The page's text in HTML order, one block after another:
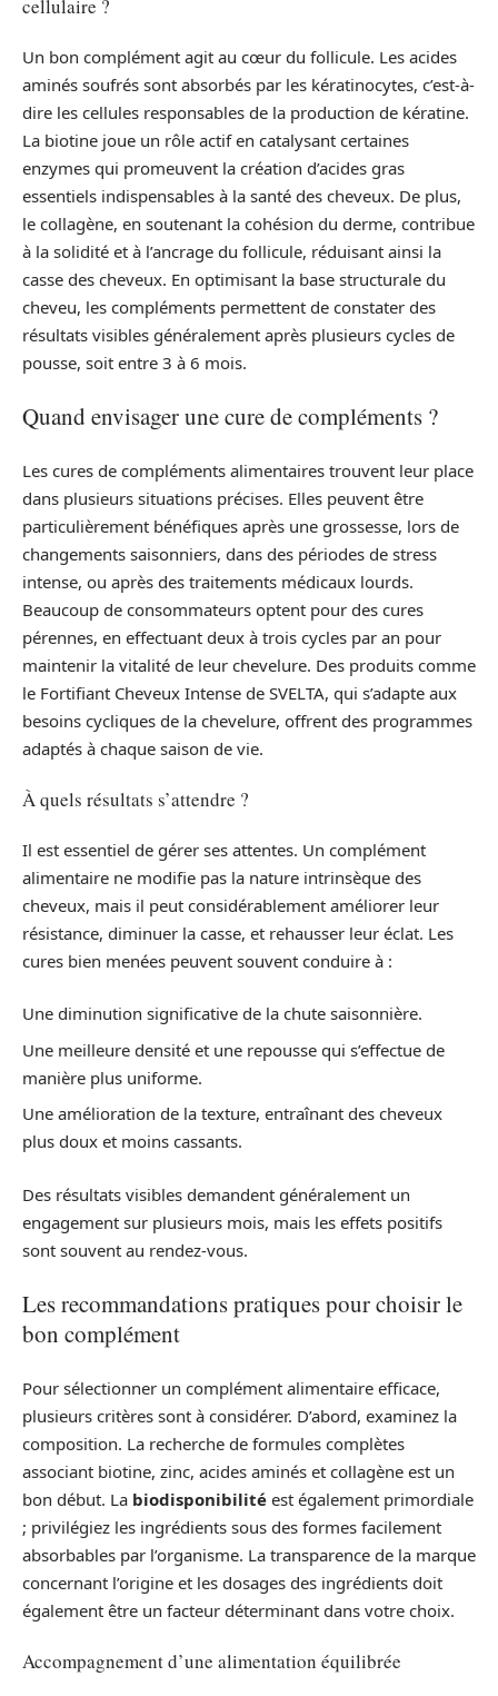
cellulaire ?
Un bon complément agit au cœur du follicule. Les acides
aminés soufrés sont absorbés par les kératinocytes, c’est-à-
dire les cellules responsables de la production de kératine.
La biotine joue un rôle actif en catalysant certaines
enzymes qui promeuvent la création d’acides gras
essentiels indispensables à la santé des cheveux. De plus,
le collagène, en soutenant la cohésion du derme, contribue
à la solidité et à l’ancrage du follicule, réduisant ainsi la
casse des cheveux. En optimisant la base structurale du
cheveu, les compléments permettent de constater des
résultats visibles généralement après plusieurs cycles de
pousse, soit entre 3 à 6 mois.
Quand envisager une cure de compléments ?
Les cures de compléments alimentaires trouvent leur place
dans plusieurs situations précises. Elles peuvent être
particulièrement bénéfiques après une grossesse, lors de
changements saisonniers, dans des périodes de stress
intense, ou après des traitements médicaux lourds.
Beaucoup de consommateurs optent pour des cures
pérennes, en effectuant deux à trois cycles par an pour
maintenir la vitalité de leur chevelure. Des produits comme
le Fortifiant Cheveux Intense de SVELTA, qui s’adapte aux
besoins cycliques de la chevelure, offrent des programmes
adaptés à chaque saison de vie.
À quels résultats s’attendre ?
Il est essentiel de gérer ses attentes. Un complément
alimentaire ne modifie pas la nature intrinsèque des
cheveux, mais il peut considérablement améliorer leur
résistance, diminuer la casse, et rehausser leur éclat. Les
cures bien menées peuvent souvent conduire à :
Une diminution significative de la chute saisonnière.
Une meilleure densité et une repousse qui s’effectue de
manière plus uniforme.
Une amélioration de la texture, entraînant des cheveux
plus doux et moins cassants.
Des résultats visibles demandent généralement un
engagement sur plusieurs mois, mais les effets positifs
sont souvent au rendez-vous.
Les recommandations pratiques pour choisir le
bon complément
Pour sélectionner un complément alimentaire efficace,
plusieurs critères sont à considérer. D’abord, examinez la
composition. La recherche de formules complètes
associant biotine, zinc, acides aminés et collagène est un
bon début. La biodisponibilité est également primordiale
; privilégiez les ingrédients sous des formes facilement
absorbables par l’organisme. La transparence de la marque
concernant l’origine et les dosages des ingrédients doit
également être un facteur déterminant dans votre choix.
Accompagnement d’une alimentation équilibrée